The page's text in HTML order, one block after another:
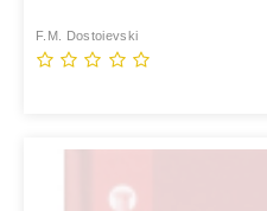
F.M. Dostoievski